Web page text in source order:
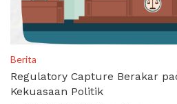
Berita
Regulatory Capture Berakar
Kekuasaan Politik